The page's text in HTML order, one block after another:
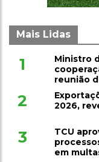
Mais Lidas
1
Ministro
reunião
2
2026,
3
TCU
em